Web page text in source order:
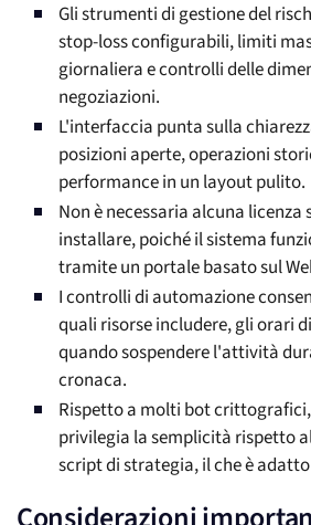
Gli strumenti di gestione del
stop-loss configurabili, limiti
giornaliera e controlli delle
negoziazioni.
L'interfaccia punta sulla
posizioni aperte, operazioni
performance in un layout pulito.
Non è necessaria alcuna
installare, poiché il sistema
tramite un portale basato sul
I controlli di automazione
quali risorse includere, gli orari
quando sospendere l'attività
cronaca.
Rispetto a molti bot crittografici,
privilegia la semplicità rispetto
script di strategia, il che è